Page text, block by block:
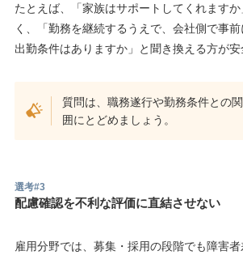
たとえば、「家族はサポートしてくれます
く、「勤務を継続するうえで、会社側で事
出勤条件はありますか」と聞き換える方が安
質問は、職務遂行や勤務条件との
囲にとどめましょう。
選考#3
配慮確認を不利な評価に直結させない
雇用分野では、募集・採用の段階でも障害